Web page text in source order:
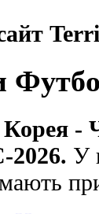
-
2026. У